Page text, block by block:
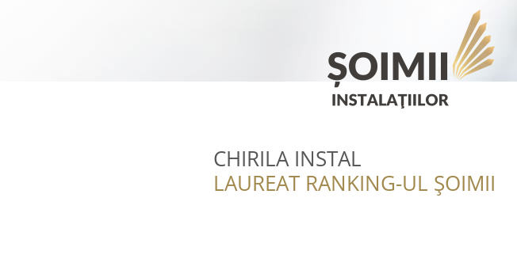
CHIRILA INSTAL
LAUREAT RANKING-UL ȘOIMII